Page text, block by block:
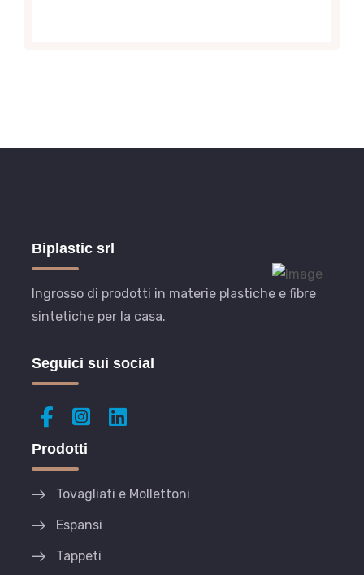
Biplastic srl
Ingrosso di prodotti in materie plastiche e fibre
sintetiche per la casa.
Seguici sui social
Prodotti
Tovagliati e Mollettoni
Espansi
Tappeti